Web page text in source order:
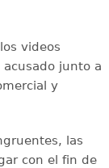
videos
junto a
y
las
con el fin de